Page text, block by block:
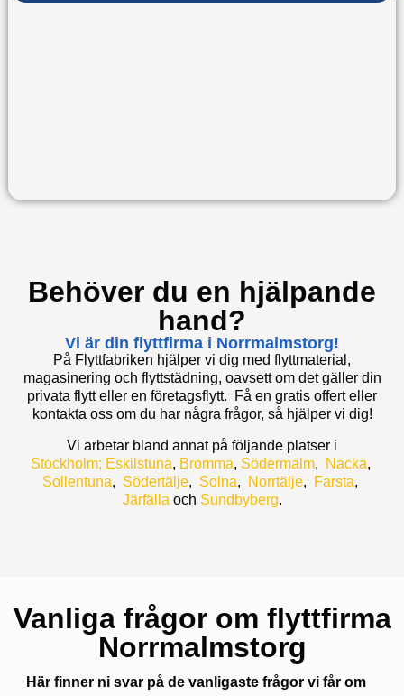
Behöver du en hjälpande
hand?
Vi är din flyttfirma i Norrmalmstorg!
På Flyttfabriken hjälper vi dig med flyttmaterial,
magasinering och flyttstädning, oavsett om det gäller din
privata flytt eller en företagsflytt. Få en gratis offert eller
kontakta oss om du har några frågor, så hjälper vi dig!
Vi arbetar bland annat på följande platser i
Stockholm; Eskilstuna, Bromma, Södermalm, Nacka,
Sollentuna, Södertälje, Solna, Norrtälje, Farsta,
Järfälla och Sundbyberg.
Vanliga frågor om flyttfirma
Norrmalmstorg
Här finner ni svar på de vanligaste frågor vi får om